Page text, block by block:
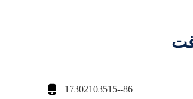
 86--17302103515